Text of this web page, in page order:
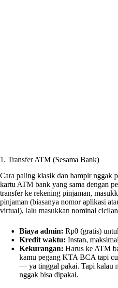
1. Transfer ATM (Sesama Bank)
Cara paling klasik dan hampir nggak
kartu ATM bank yang sama dengan
transfer ke rekening pinjaman,
pinjaman (biasanya nomor aplikasi
virtual), lalu masukkan nominal
Biaya admin: Rp0 (gratis)
Kredit waktu: Instan,
Kekurangan: Harus ke ATM
kamu pegang KTA BCA tapi
— ya tinggal pakai. Tapi kalau
nggak bisa dipakai.